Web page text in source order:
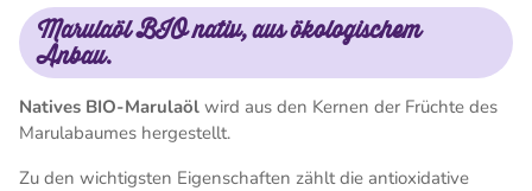
Marulaöl BIO nativ, aus ökologischem
Anbau.
Natives BIO-Marulaöl wird aus den Kernen der Früchte des
Marulabaumes hergestellt.
Zu den wichtigsten Eigenschaften zählt die antioxidative